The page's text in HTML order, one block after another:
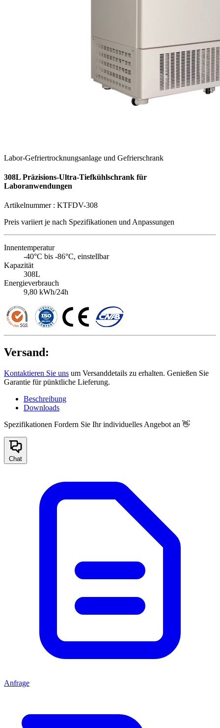
Labor-Gefriertrocknungsanlage und Gefrierschrank
308L Präzisions-Ultra-Tiefkühlschrank für
Laboranwendungen
Artikelnummer : KTFDV-308
Preis variiert je nach Spezifikationen und Anpassungen
Innentemperatur
-40°C bis -86°C, einstellbar
Kapazität
308L
Energieverbrauch
9,80 kWh/24h
Versand:
Kontaktieren Sie uns um Versanddetails zu erhalten. Genießen Sie
Garantie für pünktliche Lieferung.
Beschreibung
Downloads
Spezifikationen Fordern Sie Ihr individuelles Angebot an 👋
Chat
Anfrage